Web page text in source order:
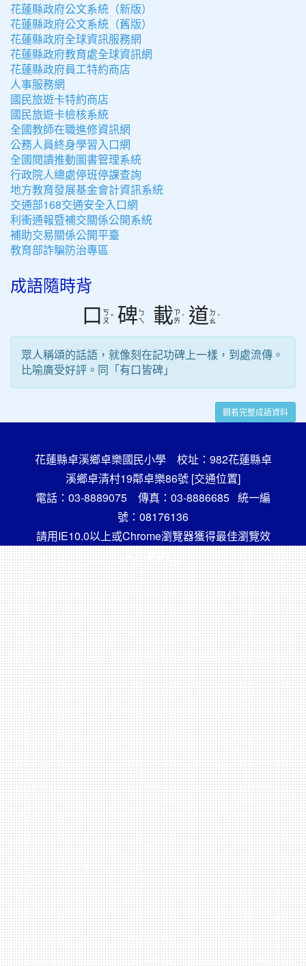
花蓮縣政府公文系統（新版）
花蓮縣政府公文系統（舊版）
花蓮縣政府全球資訊服務網
花蓮縣政府教育處全球資訊網
花蓮縣政府員工特約商店
人事服務網
國民旅遊卡特約商店
國民旅遊卡檢核系統
全國教師在職進修資訊網
公務人員終身學習入口網
全國閱讀推動圖書管理系統
行政院人總處停班停課查詢
地方教育發展基金會計資訊系統
交通部168交通安全入口網
利衝通報暨補交關係公開系統
補助交易關係公開平臺
教育部詐騙防治專區
成語隨時背
口 ㄎ
ㄡ ˇ 碑 ㄅ
ㄟ
載ㄗ
ㄞ ˋ 道ㄉ
ㄠ ˋ
眾人稱頌的話語，就像刻在記功碑上一樣，到處流傳。
比喻廣受好評。同「有口皆碑」
觀看完整成語資料
花蓮縣卓溪鄉卓樂國民小學 校址：982花蓮縣卓
溪鄉卓清村19鄰卓樂86號 [交通位置]
電話：03-8889075 傳真：03-8886685 統一編
號：08176136
請用IE10.0以上或Chrome瀏覽器獲得最佳瀏覽效
果，謝謝！